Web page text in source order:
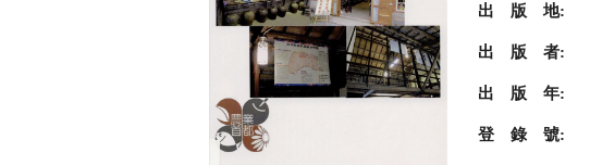
出 版 地:
出 版 者:
出 版 年:
登 錄 號: